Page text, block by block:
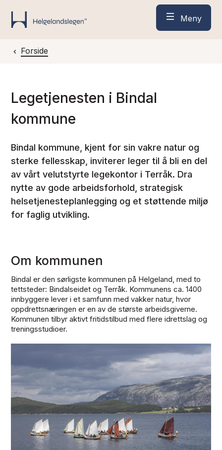
Meny
Du er her:
Forside
Legetjenesten i Bindal
kommune
Bindal kommune, kjent for sin vakre natur og
sterke fellesskap, inviterer leger til å bli en del
av vårt velutstyrte legekontor i Terråk. Dra
nytte av gode arbeidsforhold, strategisk
helsetjenesteplanlegging og et støttende miljø
for faglig utvikling.
Om kommunen
Bindal er den sørligste kommunen på Helgeland, med to
tettsteder: Bindalseidet og Terråk. Kommunens ca. 1400
innbyggere lever i et samfunn med vakker natur, hvor
oppdrettsnæringen er en av de største arbeidsgiverne.
Kommunen tilbyr aktivt fritidstilbud med flere idrettslag og
treningsstudioer.